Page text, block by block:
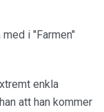
i "Farmen"
enkla
att han kommer